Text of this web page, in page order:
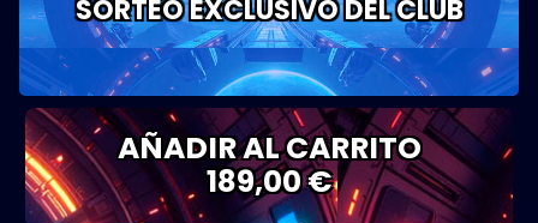
SORTEO EXCLUSIVO DEL CLUB
AÑADIR AL CARRITO
189,00 €